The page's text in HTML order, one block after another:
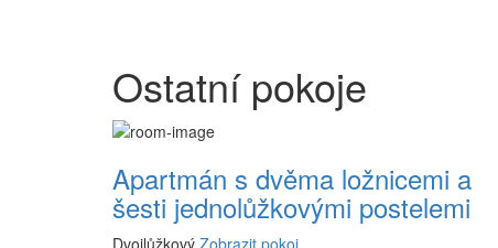
Ostatní pokoje
Apartmán s dvěma ložnicemi a
šesti jednolůžkovými postelemi
Dvojlůžkový Zobrazit pokoj